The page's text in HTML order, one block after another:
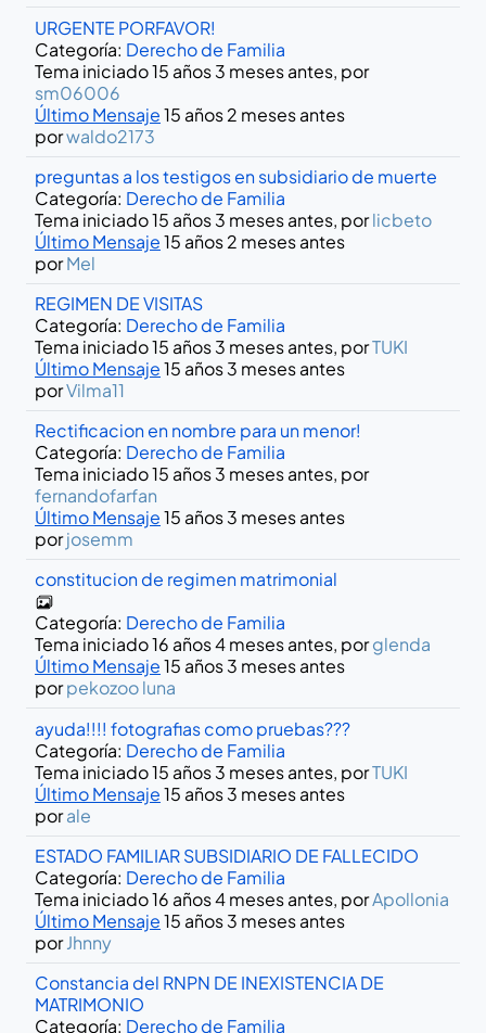
URGENTE PORFAVOR!
Categoría: Derecho de Familia
Tema iniciado 15 años 3 meses antes, por
sm06006
Último Mensaje15 años 2 meses antes
porwaldo2173
preguntas a los testigos en subsidiario de muerte
Categoría: Derecho de Familia
Tema iniciado 15 años 3 meses antes, porlicbeto
Último Mensaje15 años 2 meses antes
porMel
REGIMEN DE VISITAS
Categoría: Derecho de Familia
Tema iniciado 15 años 3 meses antes, porTUKI
Último Mensaje15 años 3 meses antes
porVilma11
Rectificacion en nombre para un menor!
Categoría: Derecho de Familia
Tema iniciado 15 años 3 meses antes, por
fernandofarfan
Último Mensaje15 años 3 meses antes
porjosemm
constitucion de regimen matrimonial
Categoría: Derecho de Familia
Tema iniciado 16 años 4 meses antes, porglenda
Último Mensaje15 años 3 meses antes
porpekozoo luna
ayuda!!!! fotografias como pruebas???
Categoría: Derecho de Familia
Tema iniciado 15 años 3 meses antes, porTUKI
Último Mensaje15 años 3 meses antes
porale
ESTADO FAMILIAR SUBSIDIARIO DE FALLECIDO
Categoría: Derecho de Familia
Tema iniciado 16 años 4 meses antes, porApollonia
Último Mensaje15 años 3 meses antes
porJhnny
Constancia del RNPN DE INEXISTENCIA DE
MATRIMONIO
Categoría: Derecho de Familia